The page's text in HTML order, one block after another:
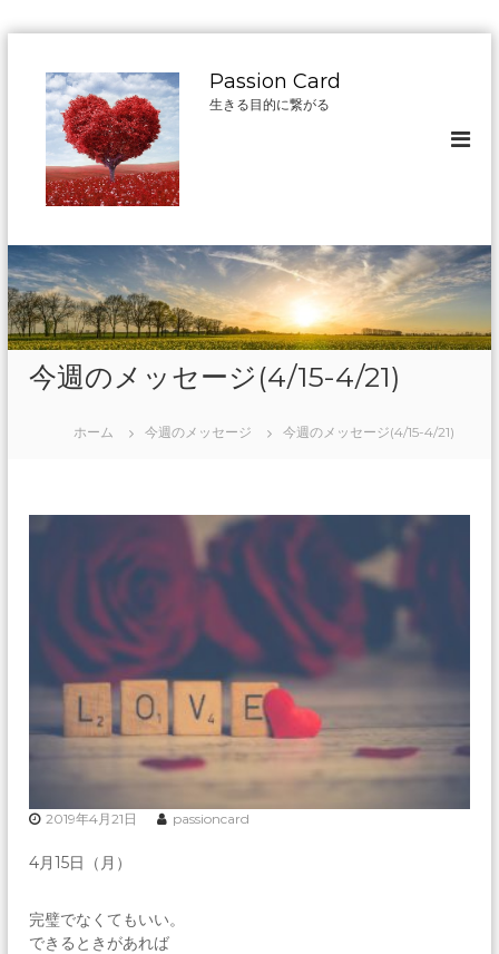
プ
Passion Card
生きる目的に繋がる
今週のメッセージ(4/15-4/21)
ホーム 今週のメッセージ 今週のメッセージ(4/15-4/21)
2019年4月21日 passioncard
4月15日（月）
完璧でなくてもいい。
できるときがあれば